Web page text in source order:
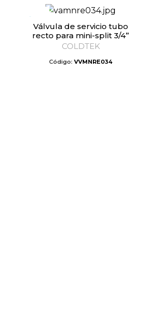
Válvula de servicio tubo
recto para mini-split 3/4”
COLDTEK
Código: VVMNRE034